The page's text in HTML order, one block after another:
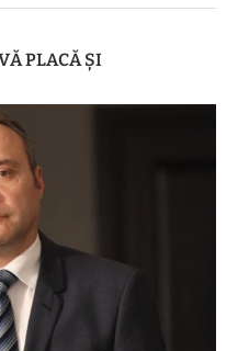
PLACĂ ȘI